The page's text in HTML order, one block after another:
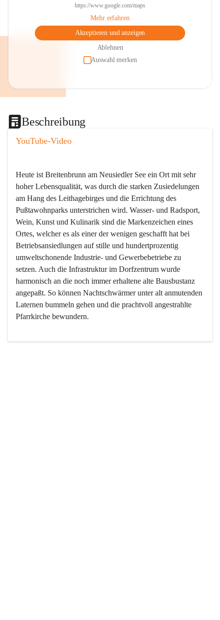
https://www.google.com/maps
Mehr erfahren
Akzeptieren und anzeigen
Ablehnen
Auswahl merken
Beschreibung
YouTube-Video
Heute ist Breitenbrunn am Neusiedler See ein Ort mit sehr
hoher Lebensqualität, was durch die starken Zusiedelungen
am Hang des Leithagebirges und die Errichtung des
Pußtawohnparks unterstrichen wird. Wasser- und Radsport,
Wein, Kunst und Kulinarik sind die Markenzeichen eines
Ortes, welcher es als einer der wenigen geschafft hat bei
Betriebsansiedlungen auf stille und hundertprozentig
umweltschonende Industrie- und Gewerbebetriebe zu
setzen. Auch die Infrastruktur im Dorfzentrum wurde
harmonisch an die noch immer erhaltene alte Bausbustanz
angepaßt. So können Nachtschwärmer unter alt anmutenden
Laternen bummeln gehen und die prachtvoll angestrahlte
Pfarrkirche bewundern.
Der Weinbau dominert heute nicht mehr, ist aber integrativer